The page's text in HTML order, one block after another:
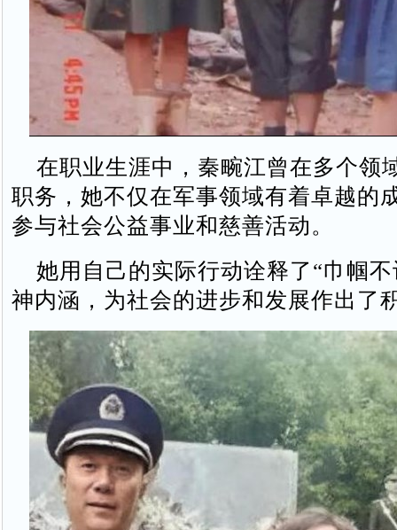
在职业生涯中，秦畹江曾在多个领
职务，她不仅在军事领域有着卓越的
参与社会公益事业和慈善活动。
她用自己的实际行动诠释了“巾帼不
神内涵，为社会的进步和发展作出了